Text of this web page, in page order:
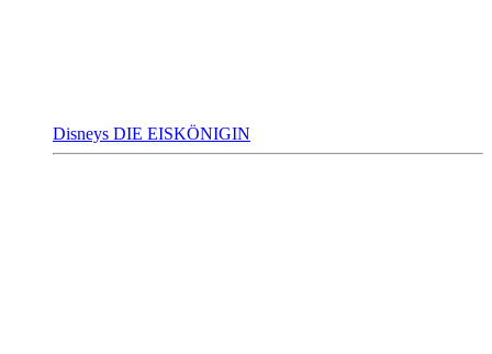
Disneys DIE EISKÖNIGIN